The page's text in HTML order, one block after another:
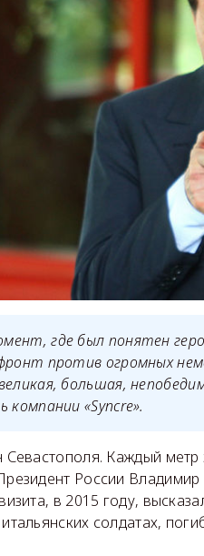
где был понятен
против огромных
большая,
компании «Syncre».
Каждый метр
России
в 2015 году,
солдатах,